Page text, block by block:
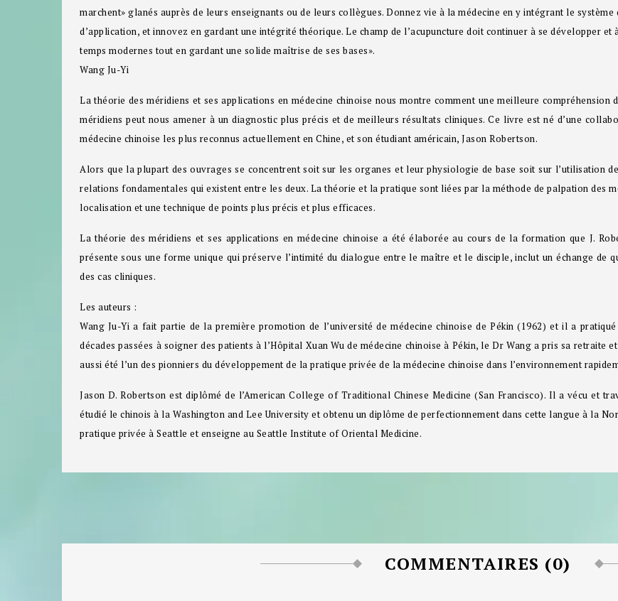
marchent» glanés auprès de leurs enseignants ou de leurs collègues. Donnez vie à la médecine en y intégrant le
d’application, et innovez en gardant une intégrité théorique. Le champ de l’acupuncture doit continuer à se développer
temps modernes tout en gardant une solide maîtrise de ses bases».
Wang Ju-Yi
La théorie des méridiens et ses applications en médecine chinoise nous montre comment une meilleure
méridiens peut nous amener à un diagnostic plus précis et de meilleurs résultats cliniques. Ce livre est né d’une
médecine chinoise les plus reconnus actuellement en Chine, et son étudiant américain, Jason Robertson.
Alors que la plupart des ouvrages se concentrent soit sur les organes et leur physiologie de base soit sur l’utilisation
relations fondamentales qui existent entre les deux. La théorie et la pratique sont liées par la méthode de palpation des
localisation et une technique de points plus précis et plus efficaces.
La théorie des méridiens et ses applications en médecine chinoise a été élaborée au cours de la formation que J.
présente sous une forme unique qui préserve l’intimité du dialogue entre le maître et le disciple, inclut un échange de
des cas cliniques.
Les auteurs :
Wang Ju-Yi a fait partie de la première promotion de l’université de médecine chinoise de Pékin (1962) et il a
décades passées à soigner des patients à l’Hôpital Xuan Wu de médecine chinoise à Pékin, le Dr Wang a pris sa
aussi été l’un des pionniers du développement de la pratique privée de la médecine chinoise dans l’environnement
Jason D. Robertson est diplômé de l’American College of Traditional Chinese Medicine (San Francisco). Il a vécu et
étudié le chinois à la Washington and Lee University et obtenu un diplôme de perfectionnement dans cette langue à la
pratique privée à Seattle et enseigne au Seattle Institute of Oriental Medicine.
COMMENTAIRES (0)